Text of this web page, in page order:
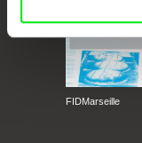
FIDMarseille